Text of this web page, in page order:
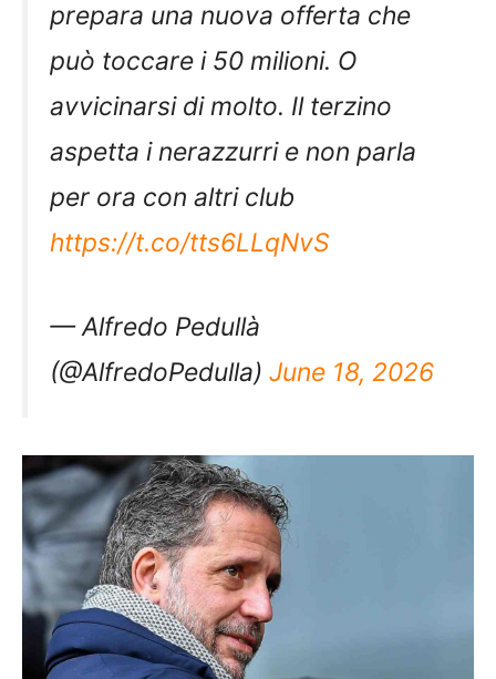
prepara una nuova offerta che
può toccare i 50 milioni. O
avvicinarsi di molto. Il terzino
aspetta i nerazzurri e non parla
per ora con altri club
https://t.co/tts6LLqNvS
— Alfredo Pedullà
(@AlfredoPedulla) June 18, 2026